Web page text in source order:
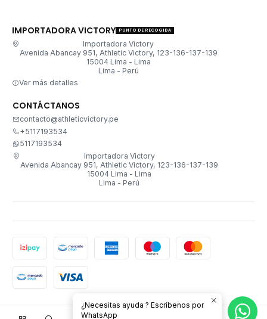
IMPORTADORA VICTORY PUNTO DE RECOGIDA
Importadora Victory
Avenida Abancay 951, Athletic Victory, 123-136-137-139
15004 Lima - Lima
Lima - Perú
Ver más detalles
CONTÁCTANOS
contacto@athleticvictory.pe
+5117193534
5117193534
Importadora Victory
Avenida Abancay 951, Athletic Victory, 123-136-137-139
15004 Lima - Lima
Lima - Perú
2026 Importadora Victory.
¿Necesitas ayuda ? Escríbenos por
WhatsApp